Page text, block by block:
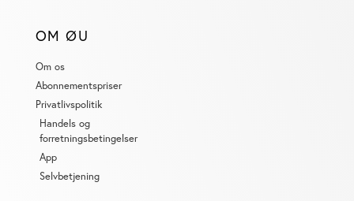
OM ØU
Om os
Abonnementspriser
Privatlivspolitik
Handels og
forretningsbetingelser
App
Selvbetjening